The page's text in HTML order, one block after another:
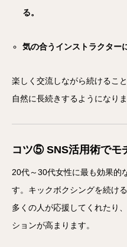
る。
気の合うインストラクター
楽しく交流しながら続けるこ
自然に長続きするようになりま
コツ⑤ SNS活用術でモ
20代～30代女性に最も効果的
す。キックボクシングを続け
多くの人が応援してくれたり
ションが高まります。